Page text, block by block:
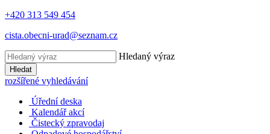
+420 313 549 454
cista.obecni-urad@seznam.cz
Hledaný výraz
Hledat
rozšířené vyhledávání
Úřední deska
Kalendář akcí
Čistecký zpravodaj